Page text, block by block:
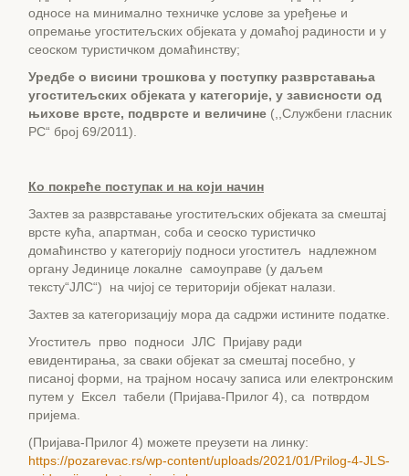
односе на минимално техничке услове за уређење и
опремање угоститељских објеката у домаћој радиности и у
сеоском туристичком домаћинству;
Уредбе о висини трошкова у поступку разврставања
угоститељских објеката у категорије, у зависности од
њихове врсте, подврсте и величине (,,Службени гласник
РС“ број 69/2011).
Ко покреће поступак и на који начин
Захтев за разврставање угоститељских објеката за смештај
врсте кућа, апартман, соба и сеоско туристичко
домаћинство у категорију подноси угоститељ надлежном
органу Јединице локалне самоуправе (у даљем
тексту“ЈЛС“) на чијој се територији објекат налази.
Захтев за категоризацију мора да садржи истините податке.
Угоститељ прво подноси ЈЛС Пријаву ради
евидентирања, за сваки објекат за смештај посебно, у
писаној форми, на трајном носачу записа или електронским
путем у Ексел табели (Пријава-Прилог 4), са потврдом
пријема.
(Пријава-Прилог 4) можете преузети на линку:
https://pozarevac.rs/wp-content/uploads/2021/01/Prilog-4-JLS-